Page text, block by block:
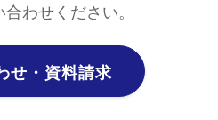
合わせください。
せ・資料請求